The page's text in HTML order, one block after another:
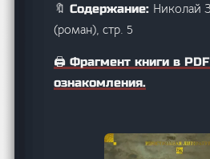
🔖 Содержание: Николай
(роман), стр. 5
🖨️ Фрагмент книги в
ознакомления.